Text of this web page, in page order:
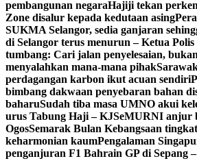
pembangunan negaraHajiji tekan
Zone disalur kepada kedutaan asing
SUKMA Selangor, sedia ganjaran
di Selangor terus menurun – Ketua Polis
tumbang: Cari jalan penyelesaian,
menyalahkan mana-mana pihak
perdagangan karbon ikut acuan sendiri
bimbang dakwaan penyebaran bahan
baharuSudah tiba masa UMNO akui
urus Tabung Haji – KJSeMURNI anjur
OgosSemarak Bulan Kebangsaan
keharmonian kaumPengalaman
penganjuran F1 Bahrain GP di Sepang